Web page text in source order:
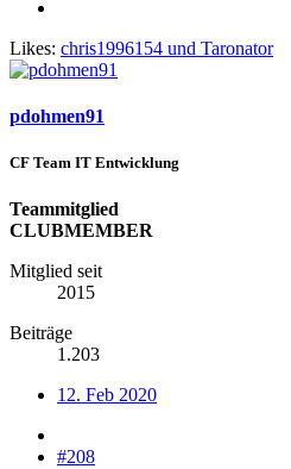
Likes: chris1996154 und Taronator
pdohmen91
CF Team IT Entwicklung
Teammitglied
CLUBMEMBER
Mitglied seit
2015
Beiträge
1.203
12. Feb 2020
#208